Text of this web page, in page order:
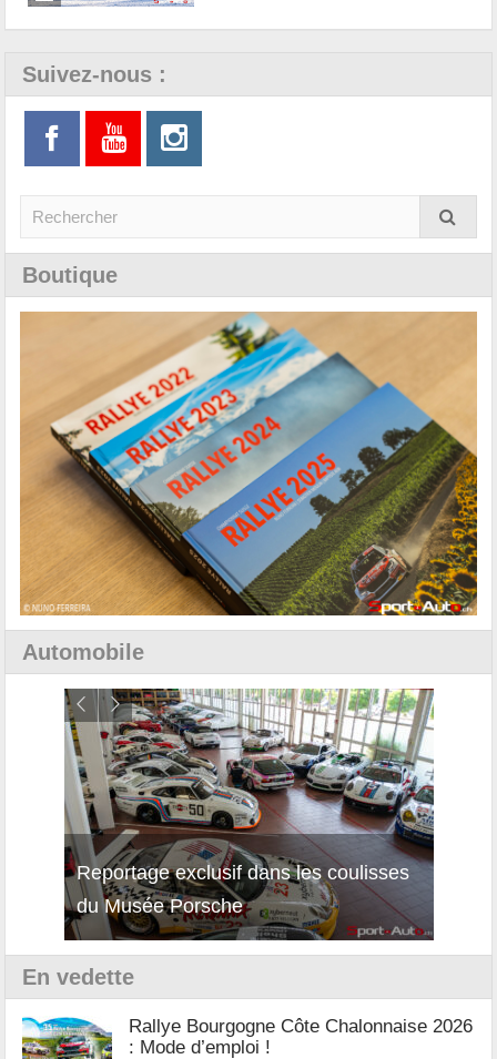
Suivez-nous :
Boutique
Automobile
Reportage exclusif dans les coulisses
du Musée Porsche
En vedette
Rallye Bourgogne Côte Chalonnaise 2026
: Mode d’emploi !